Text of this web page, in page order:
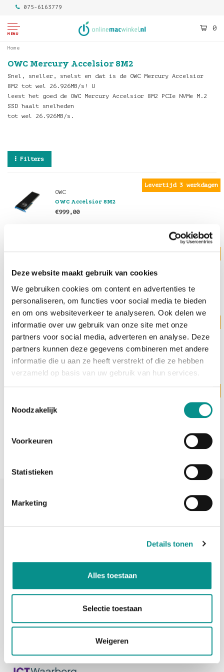
Deze website maakt gebruik van cookies
We gebruiken cookies om content en advertenties te
personaliseren, om functies voor social media te bieden
en om ons websiteverkeer te analyseren. Ook delen we
informatie over uw gebruik van onze site met onze
partners voor social media, adverteren en analyse. Deze
partners kunnen deze gegevens combineren met andere
informatie die u aan ze heeft verstrekt of die ze hebben
verzameld op basis van uw gebruik van hun services.
Noodzakelijk
Voorkeuren
Statistieken
Marketing
Details tonen
Alles toestaan
Selectie toestaan
Weigeren
075-6163779
MENU
0
Home
OWC Mercury Accelsior 8M2
Snel, sneller, snelst en dat is de OWC Mercury Accelsior
8M2 tot wel 26.926MB/s! U
leest het goed de OWC Mercury Accelsior 8M2 PCIe NVMe M.2
SSD haalt snelheden
tot wel 26.926MB/s.
Filters
Levertijd 3 werkdagen
OWC
OWC Accelsior 8M2
€999,00
Levertijd 3 werkdagen
OWC Accelsior 8M2 16TB
Levertijd 3 werkdagen
OWC
OWC Accelsior 8M2 32TB
€8.999,00
OWC Accelsior 8M2 64TB
1507DH Zaandam
075-6163779
Mail info@onlinemacwinkel.nl